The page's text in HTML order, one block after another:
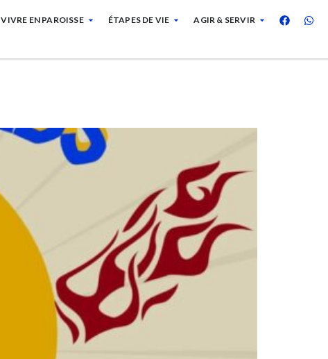
VIVRE EN PAROISSE ÉTAPES DE VIE AGIR & SERVIR